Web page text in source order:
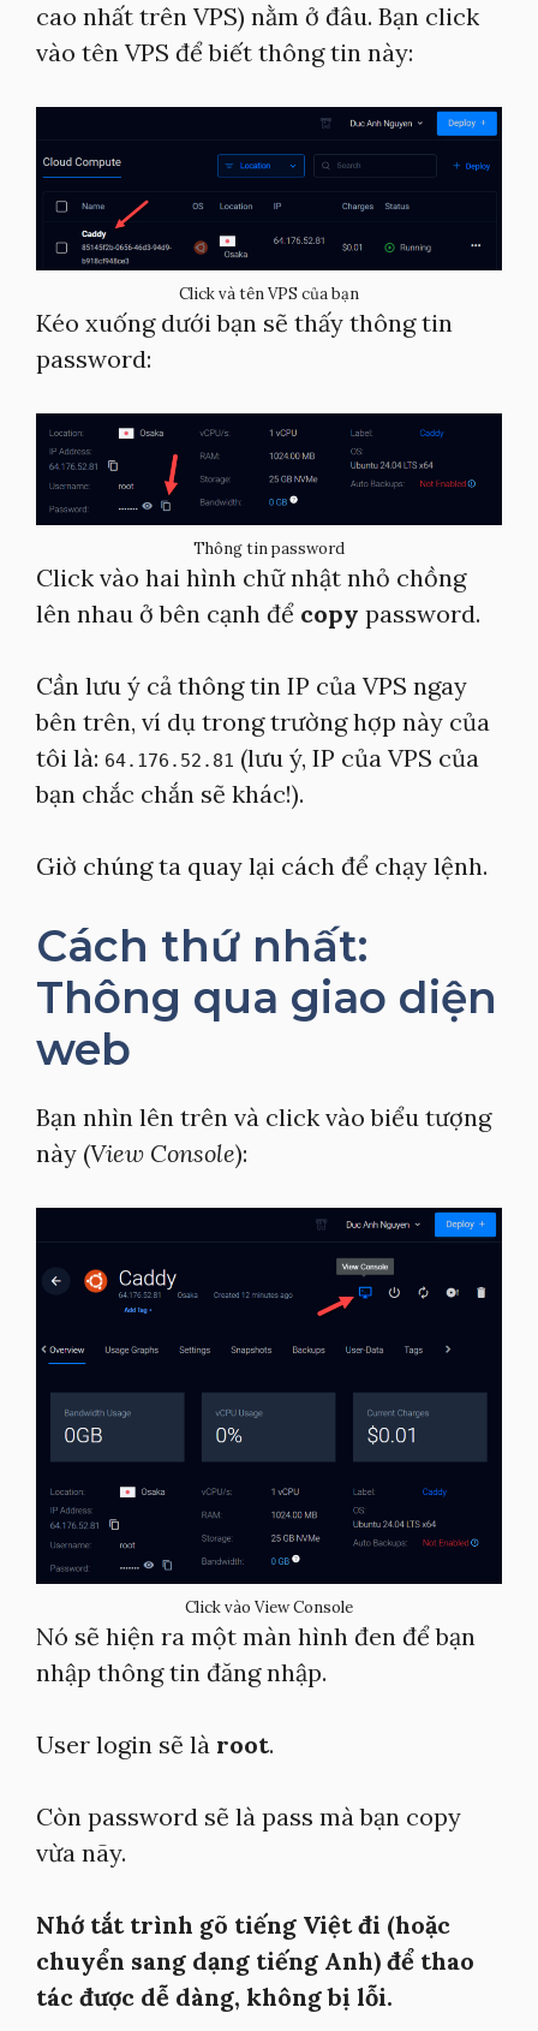
cao nhất trên VPS) nằm ở đâu. Bạn click
vào tên VPS để biết thông tin này:
Click và tên VPS của bạn
Kéo xuống dưới bạn sẽ thấy thông tin
password:
Thông tin password
Click vào hai hình chữ nhật nhỏ chồng
lên nhau ở bên cạnh để copy password.
Cần lưu ý cả thông tin IP của VPS ngay
bên trên, ví dụ trong trường hợp này của
tôi là: 64.176.52.81 (lưu ý, IP của VPS của
bạn chắc chắn sẽ khác!).
Giờ chúng ta quay lại cách để chạy lệnh.
Cách thứ nhất:
Thông qua giao diện
web
Bạn nhìn lên trên và click vào biểu tượng
này (View Console):
Click vào View Console
Nó sẽ hiện ra một màn hình đen để bạn
nhập thông tin đăng nhập.
User login sẽ là root.
Còn password sẽ là pass mà bạn copy
vừa nãy.
Nhớ tắt trình gõ tiếng Việt đi (hoặc
chuyển sang dạng tiếng Anh) để thao
tác được dễ dàng, không bị lỗi.